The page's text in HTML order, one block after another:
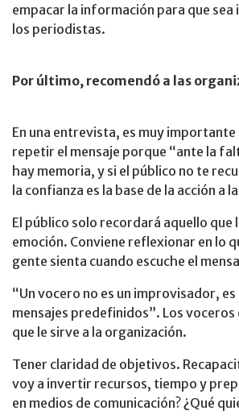
empacar la información para que
los periodistas.
Por último, recomendó a las
En una entrevista, es muy importante
repetir el mensaje porque “ante la
hay memoria, y si el público no te
la confianza es la base de la acción a
El público solo recordará aquello que
emoción. Conviene reflexionar en lo
gente sienta cuando escuche el
“Un vocero no es un improvisador,
mensajes predefinidos”. Los
que le sirve a la organización.
Tener claridad de objetivos.
voy a invertir recursos, tiempo y
en medios de comunicación? ¿Qué